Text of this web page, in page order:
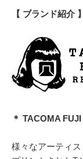
【 ブランド紹介 】
＊ TACOMA
様々なアーティ